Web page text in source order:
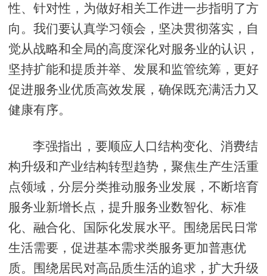
性、针对性，为做好相关工作进一步指明了方
向。我们要认真学习领会，坚决贯彻落实，自
觉从战略和全局的高度深化对服务业的认识，
坚持扩能和提质并举、发展和监管统筹，更好
促进服务业优质高效发展，确保既充满活力又
健康有序。
李强指出，要顺应人口结构变化、消费结
构升级和产业结构转型趋势，聚焦生产生活重
点领域，分层分类推动服务业发展，不断培育
服务业新增长点，提升服务业数智化、标准
化、融合化、国际化发展水平。围绕居民日常
生活需要，促进基本需求类服务更加普惠优
质。围绕居民对高品质生活的追求，扩大升级